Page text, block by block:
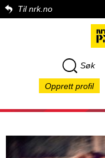
Til nrk.no
Søk
Opprett profil